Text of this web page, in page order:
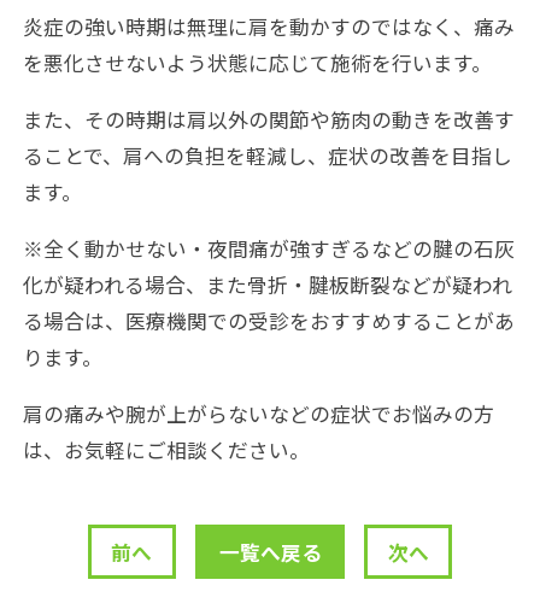
炎症の強い時期は無理に肩を動かすのではなく、痛み
を悪化させないよう状態に応じて施術を行います。
また、その時期は肩以外の関節や筋肉の動きを改善す
ることで、肩への負担を軽減し、症状の改善を目指し
ます。
※全く動かせない・夜間痛が強すぎるなどの腱の石灰
化が疑われる場合、また骨折・腱板断裂などが疑われ
る場合は、医療機関での受診をおすすめすることがあ
ります。
肩の痛みや腕が上がらないなどの症状でお悩みの方
は、お気軽にご相談ください。
前へ 一覧へ戻る 次へ